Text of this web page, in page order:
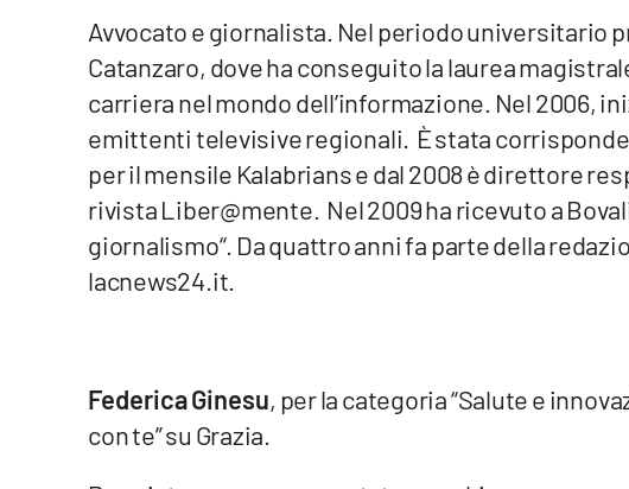
Cookie policy
Note legali
Avvocato e giornalista. Nel periodo universitario
Catanzaro, dove ha conseguito la laurea
carriera nel mondo dell’informazione. Nel 2006,
emittenti televisive regionali. È stata
per il mensile Kalabrians e dal 2008 è direttore
rivista Liber@mente. Nel 2009 ha ricevuto a
giornalismo“. Da quattro anni fa parte della
lacnews24.it.
Federica Ginesu, per la categoria “Salute e
con te” su Grazia.